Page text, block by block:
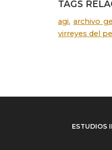
TAGS
agi, archivo
virreyes del
ESTUDIOS